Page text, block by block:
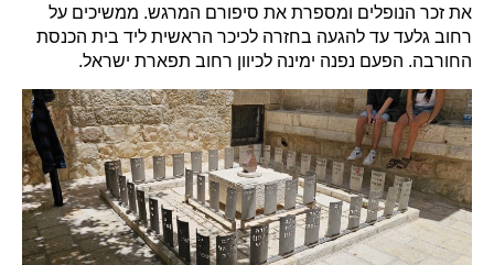
את זכר הנופלים ומספרת את סיפורם המרגש. ממשיכים על
רחוב גלעד עד להגעה בחזרה לכיכר הראשית ליד בית הכנסת
החורבה. הפעם נפנה ימינה לכיוון רחוב תפארת ישראל.